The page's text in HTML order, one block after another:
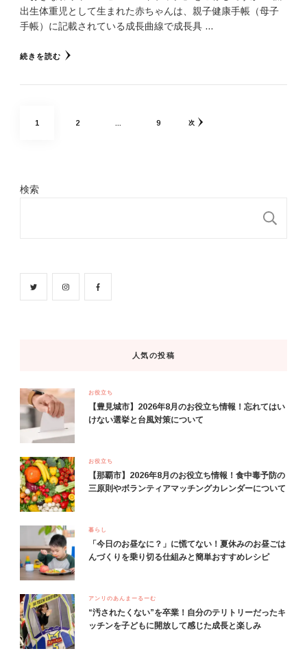
出生体重児として生まれた赤ちゃんは、親子健康手帳（母子
手帳）に記載されている成長曲線で成長具 …
続きを読む
ゲ
ン
固
ペ
1 固
2 固
9 次
検索
人気の投稿
お役立ち
【豊見城市】2026年8月のお役立ち情報！忘れてはい
けない選挙と台風対策について
お役立ち
【那覇市】2026年8月のお役立ち情報！食中毒予防の
三原則やボランティアマッチングカレンダーについて
暮らし
「今日のお昼なに？」に慌てない！夏休みのお昼ごは
んづくりを乗り切る仕組みと簡単おすすめレシピ
アンリのあんまーるーむ
“汚されたくない”を卒業！自分のテリトリーだったキ
ッチンを子どもに開放して感じた成長と楽しみ